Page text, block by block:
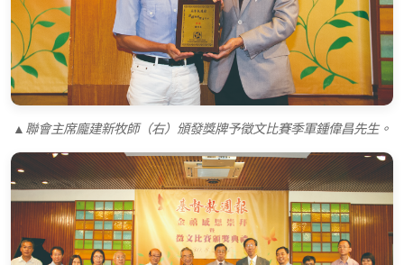
▲聯會主席龐建新牧師（右）頒發獎牌予徵文比賽季軍鍾偉昌先生。